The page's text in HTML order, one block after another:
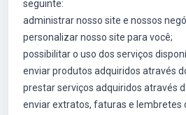
seguinte:
administrar nosso site e nossos
personalizar nosso site para você;
possibilitar o uso dos serviços
enviar produtos adquiridos através
prestar serviços adquiridos através
enviar extratos, faturas e lembretes